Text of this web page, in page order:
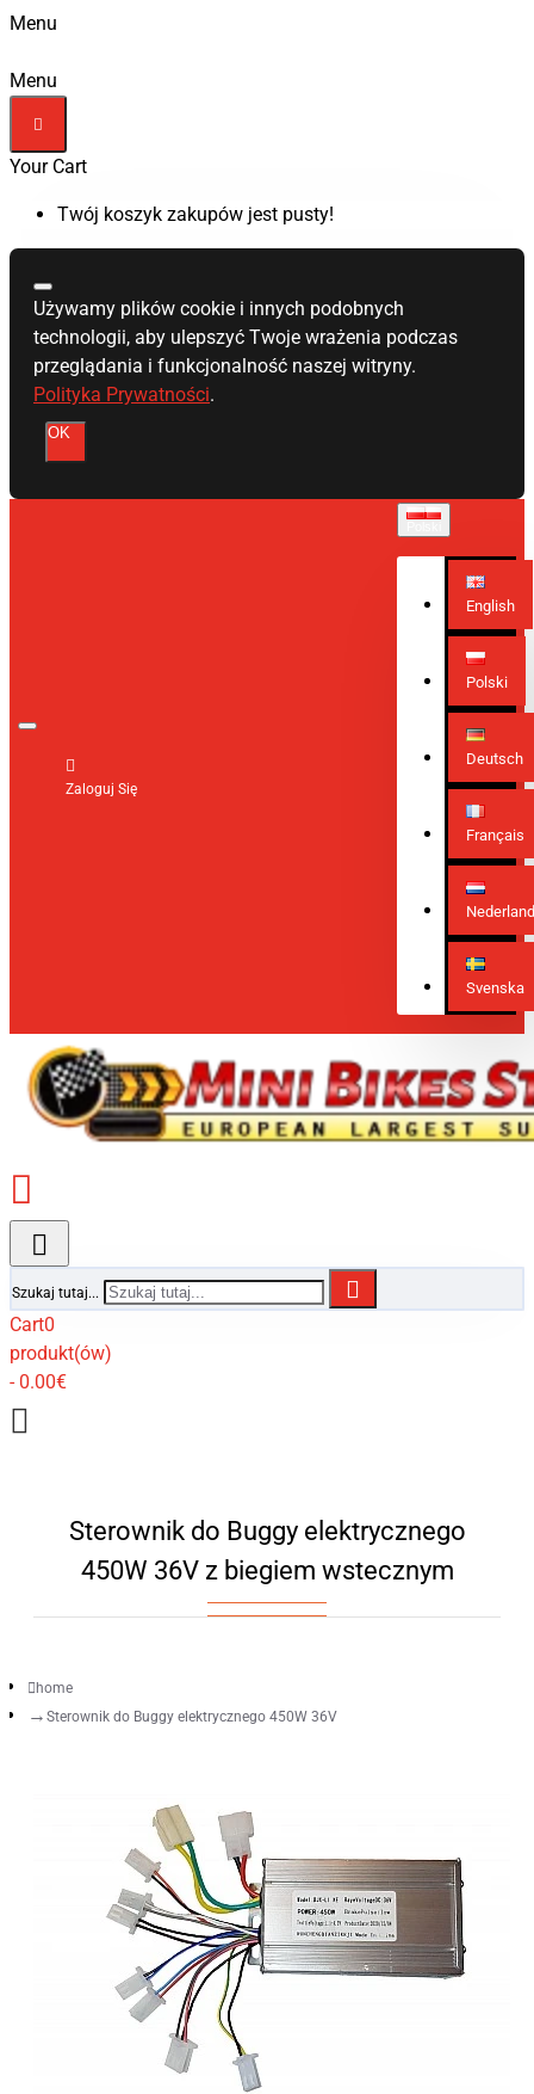
Menu
Menu
Your Cart
Twój koszyk zakupów jest pusty!
Używamy plików cookie i innych podobnych
technologii, aby ulepszyć Twoje wrażenia podczas
przeglądania i funkcjonalność naszej witryny.
Polityka Prywatności.
OK
Zaloguj Się
English
Polski
Deutsch
Français
Svenska
Szukaj tutaj...
Cart0
produkt(ów)
- 0.00€
Sterownik do Buggy elektrycznego
450W 36V z biegiem wstecznym
home
Sterownik do Buggy elektrycznego 450W 36V